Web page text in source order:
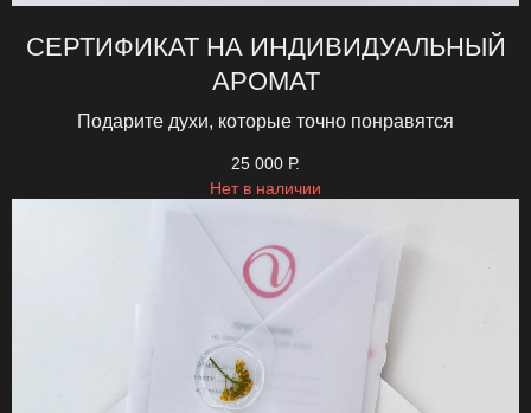
СЕРТИФИКАТ НА ИНДИВИДУАЛЬНЫЙ
АРОМАТ
Подарите духи, которые точно понравятся
25 000 Р.
Нет в наличии